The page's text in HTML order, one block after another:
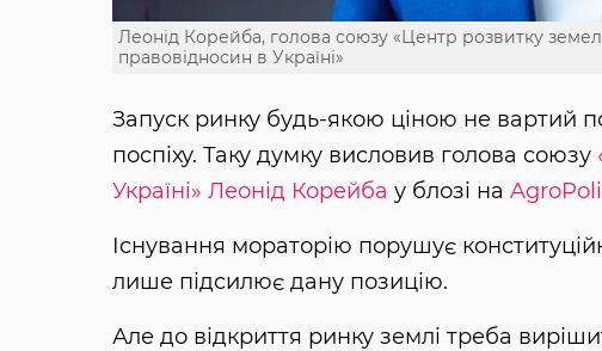
Леонід Корейба, голова союзу «Центр розвитку
правовідносин в Україні»
Запуск ринку будь-якою ціною не вартий
поспіху. Таку думку висловив голова союзу
Україні» Леонід Корейба у блозі на
Існування мораторію порушує
лише підсилює дану позицію.
Але до відкриття ринку землі треба